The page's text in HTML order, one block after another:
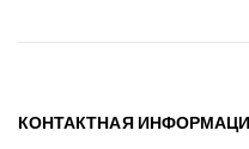
КОНТАКТНАЯ